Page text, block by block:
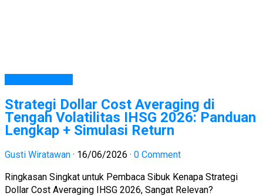
Strategi Dollar Cost Averaging di
Tengah Volatilitas IHSG 2026: Panduan
Lengkap + Simulasi Return
Gusti Wiratawan · 16/06/2026 · 0 Comment
Ringkasan Singkat untuk Pembaca Sibuk Kenapa Strategi
Dollar Cost Averaging IHSG 2026, Sangat Relevan?